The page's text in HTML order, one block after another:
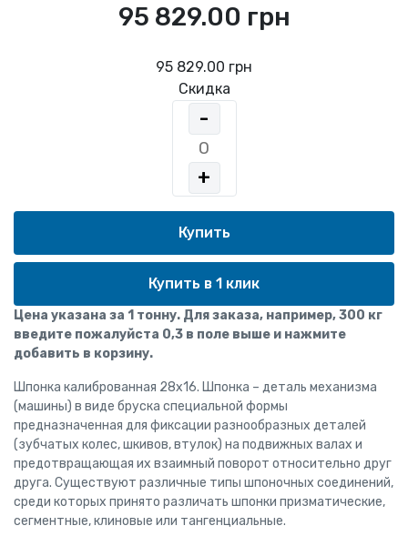
95 829.00 грн
95 829.00 грн
Скидка
-
+
Купить в 1 клик
Цена указана за 1 тонну. Для заказа, например, 300 кг
введите пожалуйста 0,3 в поле выше и нажмите
добавить в корзину.
Шпонка калиброванная 28x16. Шпонка – деталь механизма
(машины) в виде бруска специальной формы
предназначенная для фиксации разнообразных деталей
(зубчатых колес, шкивов, втулок) на подвижных валах и
предотвращающая их взаимный поворот относительно друг
друга. Существуют различные типы шпоночных соединений,
среди которых принято различать шпонки призматические,
сегментные, клиновые или тангенциальные.